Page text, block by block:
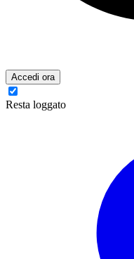
Accedi ora
Resta loggato